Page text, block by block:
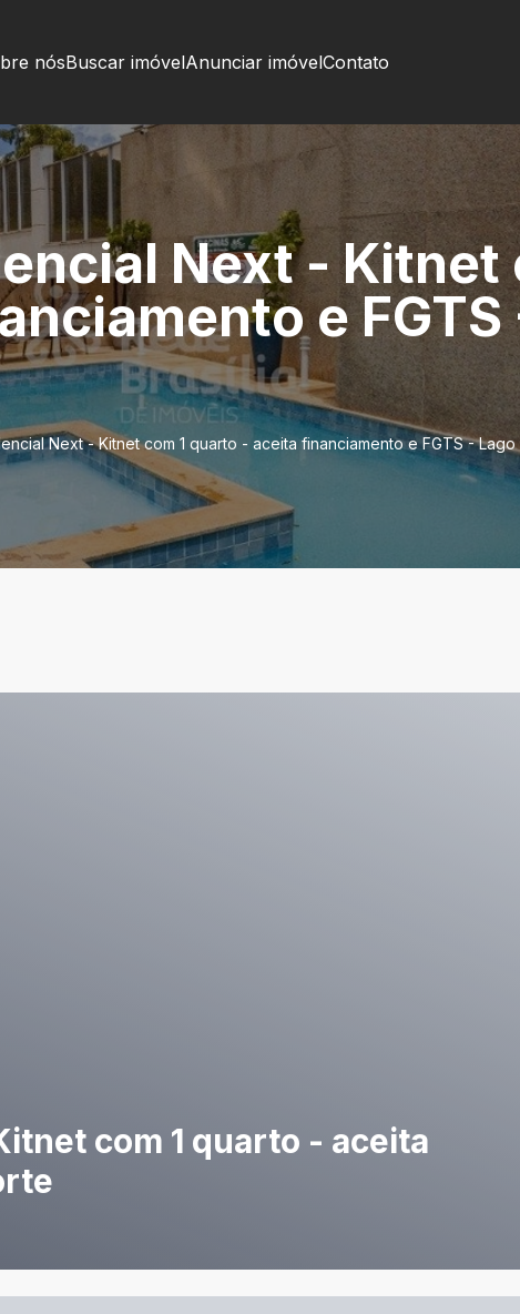
nósBuscar imóvelAnunciar imóvelContato
Next - Kitnet
e FGTS
Next - Kitnet com 1 quarto - aceita financiamento e FGTS - Lago
com 1 quarto - aceita